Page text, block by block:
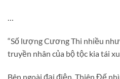
…
“Số lượng Cương Thi nhiều như
truyền nhân của bộ tộc kia tái
Bên ngoài đại điện, Thiên Đế